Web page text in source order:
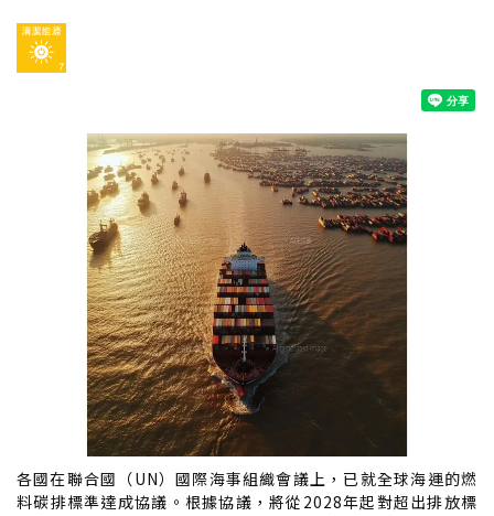
各國在聯合國（UN）國際海事組織會議上，已就全球海運的燃
料碳排標準達成協議。根據協議，將從2028年起對超出排放標